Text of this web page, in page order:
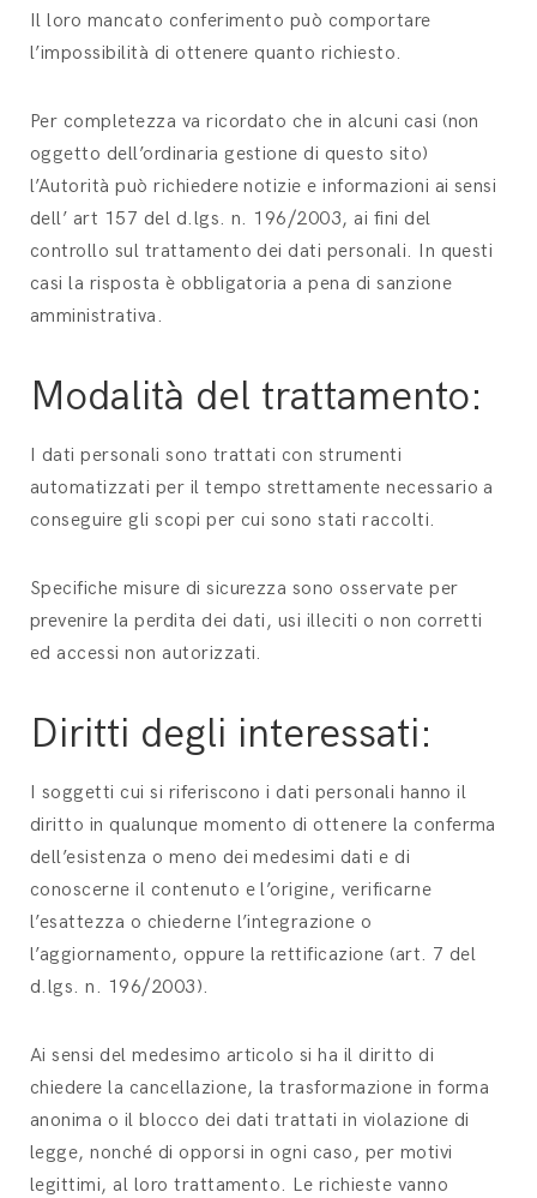
Il loro mancato conferimento può comportare
l’impossibilità di ottenere quanto richiesto.
Per completezza va ricordato che in alcuni casi (non
oggetto dell’ordinaria gestione di questo sito)
l’Autorità può richiedere notizie e informazioni ai sensi
dell’ art 157 del d.lgs. n. 196/2003, ai fini del
controllo sul trattamento dei dati personali. In questi
casi la risposta è obbligatoria a pena di sanzione
amministrativa.
Modalità del trattamento:
I dati personali sono trattati con strumenti
automatizzati per il tempo strettamente necessario a
conseguire gli scopi per cui sono stati raccolti.
Specifiche misure di sicurezza sono osservate per
prevenire la perdita dei dati, usi illeciti o non corretti
ed accessi non autorizzati.
Diritti degli interessati:
I soggetti cui si riferiscono i dati personali hanno il
diritto in qualunque momento di ottenere la conferma
dell’esistenza o meno dei medesimi dati e di
conoscerne il contenuto e l’origine, verificarne
l’esattezza o chiederne l’integrazione o
l’aggiornamento, oppure la rettificazione (art. 7 del
d.lgs. n. 196/2003).
Ai sensi del medesimo articolo si ha il diritto di
chiedere la cancellazione, la trasformazione in forma
anonima o il blocco dei dati trattati in violazione di
legge, nonché di opporsi in ogni caso, per motivi
legittimi, al loro trattamento. Le richieste vanno